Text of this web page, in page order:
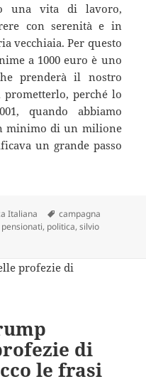
una vita di lavoro,
con serenità e in
vecchiaia. Per questo
a 1000 euro è uno
prenderà il nostro
perché lo
quando abbiamo
minimo di un milione
un grande passo
Italiana Tag
campagna
pensionati, politica,silvio
Berlusconi torna in campagna
di
le frasi